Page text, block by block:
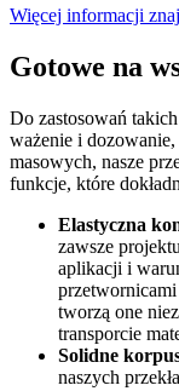
Więcej informacji
Gotowe na
Do zastosowań
ważenie i dozowanie,
masowych, nasze
funkcje, które
Elastyczna
zawsze
aplikacji i
przetwornicami
tworzą one
transporcie
Solidne
naszych